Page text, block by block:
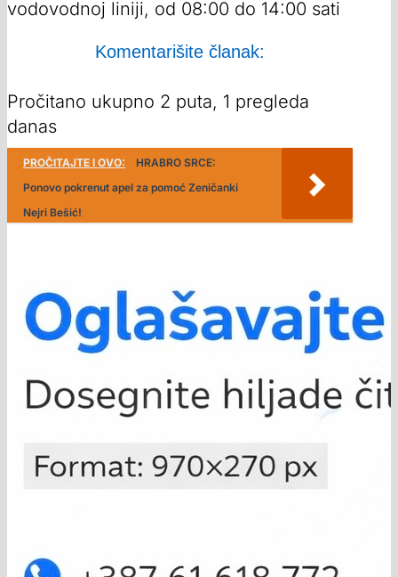
vodovodnoj liniji, od 08:00 do 14:00 sati
Komentarišite članak:
Pročitano ukupno 2 puta, 1 pregleda
danas
PROČITAJTE I OVO:
HRABRO SRCE:
Ponovo pokrenut apel za pomoć Zeničanki
Nejri Bešić!